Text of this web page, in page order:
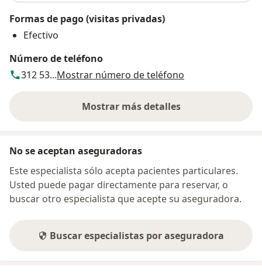
Formas de pago (visitas privadas)
Efectivo
Número de teléfono
312 53...Mostrar número de teléfono
Mostrar más detalles
sobre la dirección
No se aceptan aseguradoras
Este especialista sólo acepta pacientes particulares.
Usted puede pagar directamente para reservar, o
buscar otro especialista que acepte su aseguradora.
Buscar especialistas por aseguradora